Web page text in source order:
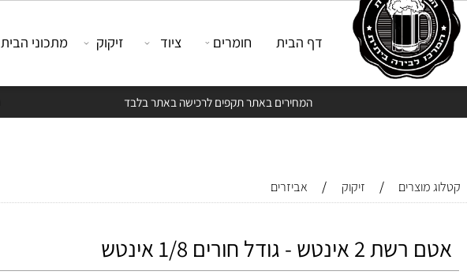
המחירים באתר תקפים לרכישה באתר בלבד
דף הבית חומרים ציוד זיקוק מתכוני הבית
/ זיקוק / אביזרים
- גודל חורים 1/8 אינטש